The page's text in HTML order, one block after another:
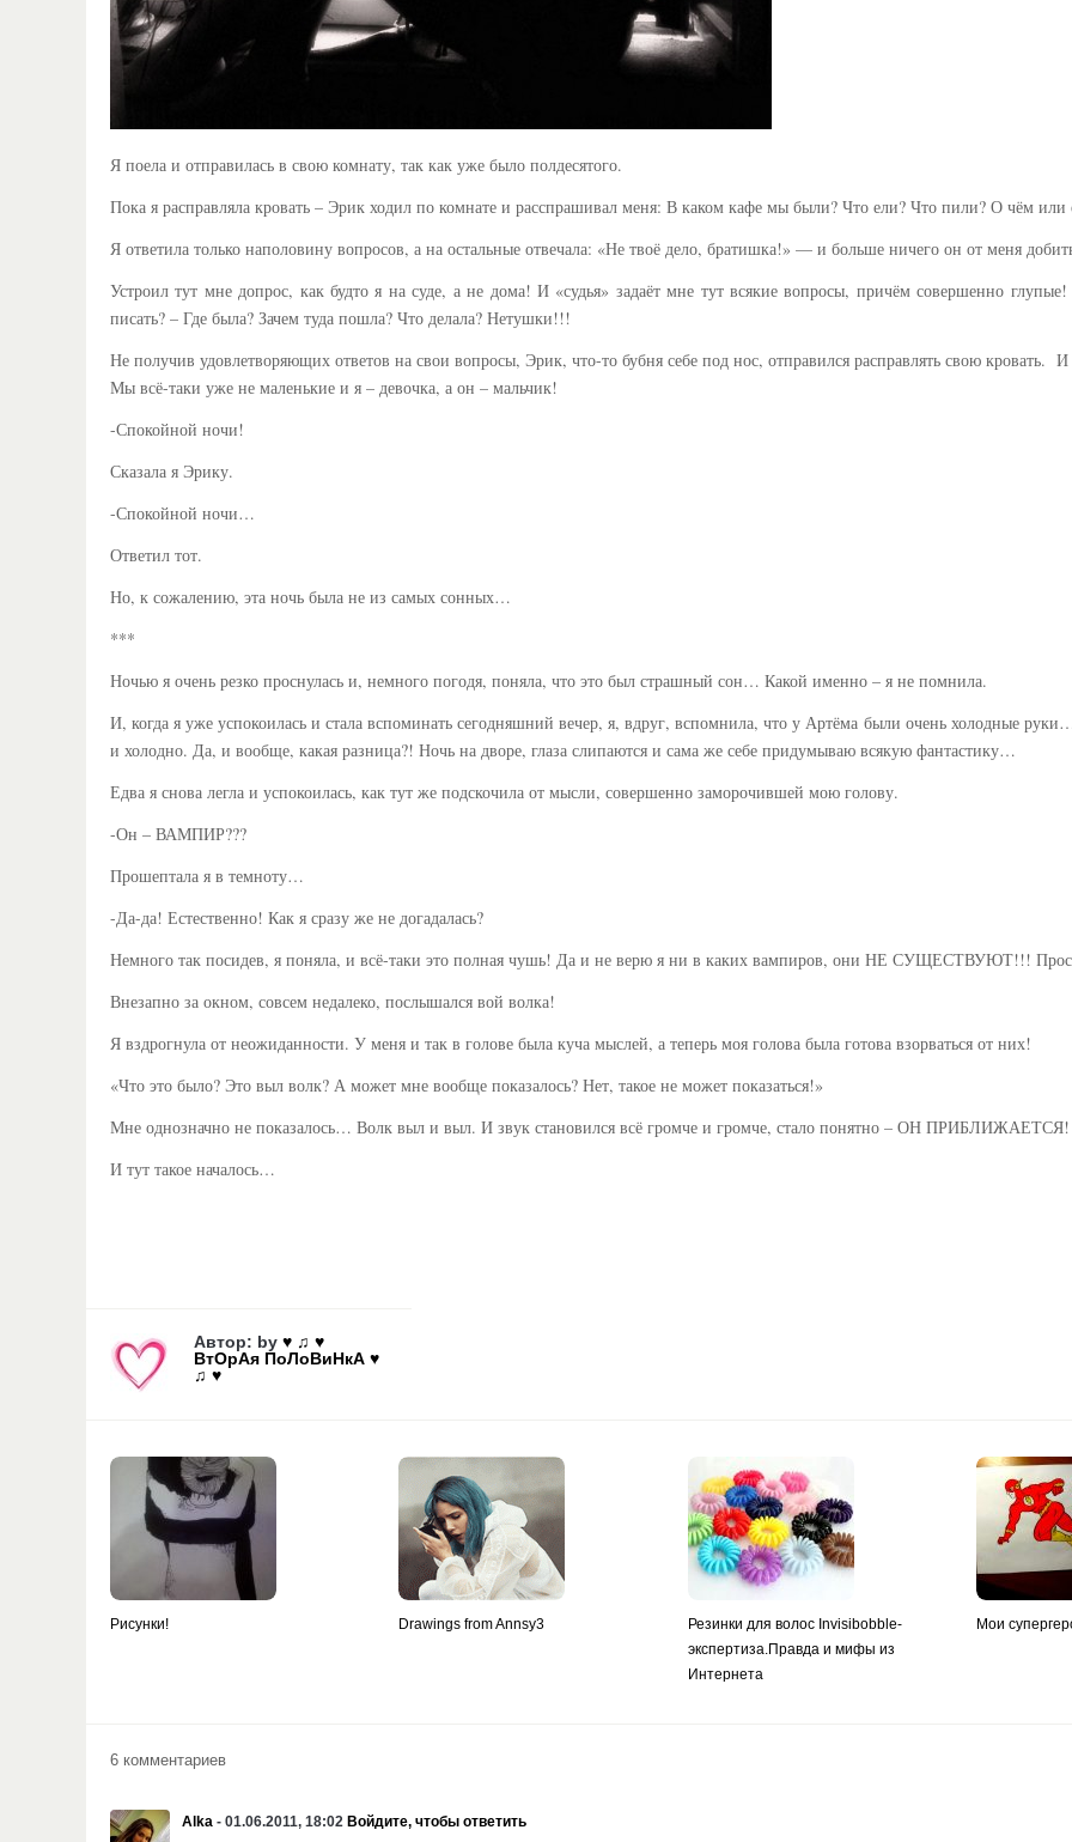
Я поела и отправилась в свою комнату, так как уже было полдесятого.
Пока я расправляла кровать – Эрик ходил по комнате и расспрашивал меня: В каком кафе мы были? Что ели? Что пили? О чём или
Я ответила только наполовину вопросов, а на остальные отвечала: «Не твоё дело, братишка!» — и больше ничего он от меня
Устроил тут мне допрос, как будто я на суде, а не дома! И «судья» задаёт мне тут всякие вопросы, причём совершенно
писать? – Где была? Зачем туда пошла? Что делала? Нетушки!!!
Не получив удовлетворяющих ответов на свои вопросы, Эрик, что-то бубня себе под нос, отправился расправлять свою кровать.
Мы всё-таки уже не маленькие и я – девочка, а он – мальчик!
-Спокойной ночи!
Сказала я Эрику.
-Спокойной ночи…
Ответил тот.
Но, к сожалению, эта ночь была не из самых сонных…
***
Ночью я очень резко проснулась и, немного погодя, поняла, что это был страшный сон… Какой именно – я не помнила.
И, когда я уже успокоилась и стала вспоминать сегодняшний вечер, я, вдруг, вспомнила, что у Артёма были очень холодные
и холодно. Да, и вообще, какая разница?! Ночь на дворе, глаза слипаются и сама же себе придумываю всякую фантастику…
Едва я снова легла и успокоилась, как тут же подскочила от мысли, совершенно заморочившей мою голову.
-Он – ВАМПИР???
Прошептала я в темноту…
-Да-да! Естественно! Как я сразу же не догадалась?
Немного так посидев, я поняла, и всё-таки это полная чушь! Да и не верю я ни в каких вампиров, они НЕ СУЩЕСТВУЮТ!!!
Внезапно за окном, совсем недалеко, послышался вой волка!
Я вздрогнула от неожиданности. У меня и так в голове была куча мыслей, а теперь моя голова была готова взорваться от них!
«Что это было? Это выл волк? А может мне вообще показалось? Нет, такое не может показаться!»
Мне однозначно не показалось… Волк выл и выл. И звук становился всё громче и громче, стало понятно – ОН ПРИБЛИЖАЕТСЯ!
И тут такое началось…
Автор: by ♥ ♫ ♥
ВтОрАя ПоЛоВиНкА ♥
♫ ♥
Рисунки! Drawings from Annsy3
Резинки для волос Invisibobble-
экспертиза.Правда и мифы из
Интернета
Мои
6 комментариев
Alka - 01.06.2011, 18:02 Войдите, чтобы ответить